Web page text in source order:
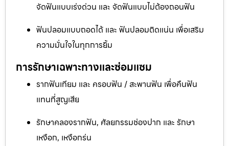
จัดฟันแบบเร่งด่วน และ จัดฟันแบบไม่ต้องถอนฟัน
ฟันปลอมแบบถอดได้ และ ฟันปลอมติดแน่น เพื่อเสริม
ความมั่นใจในทุกการยิ้ม
การรักษาเฉพาะทางและซ่อมแซม
รากฟันเทียม และ ครอบฟัน / สะพานฟัน เพื่อคืนฟัน
แทนที่สูญเสีย
รักษาคลองรากฟัน, ศัลยกรรมช่องปาก และ รักษา
เหงือก, เหงือกร่น